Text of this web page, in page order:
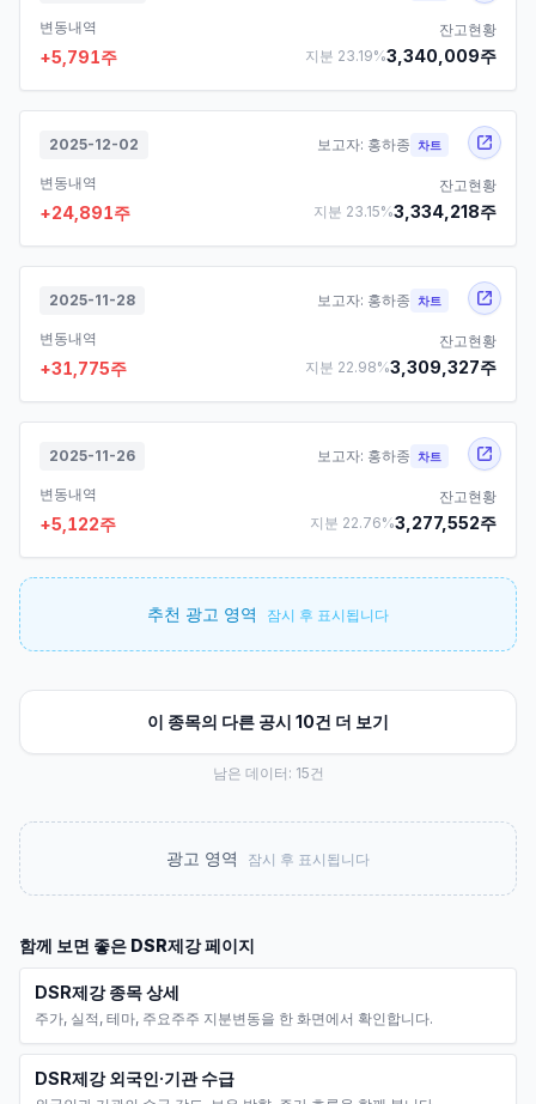
변동내역
+5,791주
잔고현황
지분 23.19%3,340,009주
2025-12-02 보고자: 홍하종 차트
변동내역
+24,891주
잔고현황
지분 23.15%3,334,218주
2025-11-28 보고자: 홍하종 차트
변동내역
+31,775주
잔고현황
지분 22.98%3,309,327주
2025-11-26 보고자: 홍하종 차트
변동내역
+5,122주
잔고현황
지분 22.76%3,277,552주
추천 광고 영역 잠시 후 표시됩니다
이 종목의 다른 공시 10건 더 보기
남은 데이터: 15건
광고 영역 잠시 후 표시됩니다
함께 보면 좋은 DSR제강페이지
DSR제강 종목 상세
주가, 실적, 테마, 주요주주 지분변동을 한 화면에서 확인합니다.
DSR제강 외국인·기관 수급